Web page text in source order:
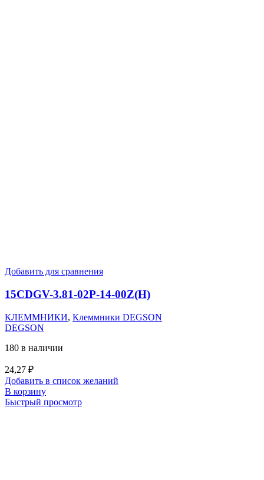
Добавить для сравнения
15CDGV-3.81-02P-14-00Z(H)
КЛЕММНИКИ, Клеммники DEGSON
DEGSON
180 в наличии
24,27 ₽
Добавить в список желаний
В корзину
Быстрый просмотр